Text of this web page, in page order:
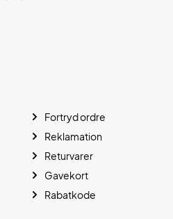
Fortryd ordre
Reklamation
Returvarer
Gavekort
Rabatkode